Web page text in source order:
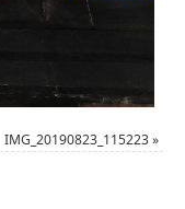
IMG_20190823_115223»